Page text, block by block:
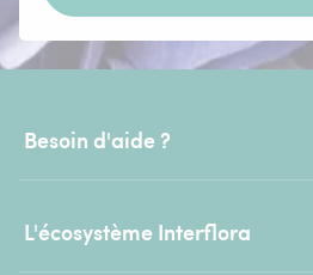
Besoin d'aide ?
L'écosystème Interflora